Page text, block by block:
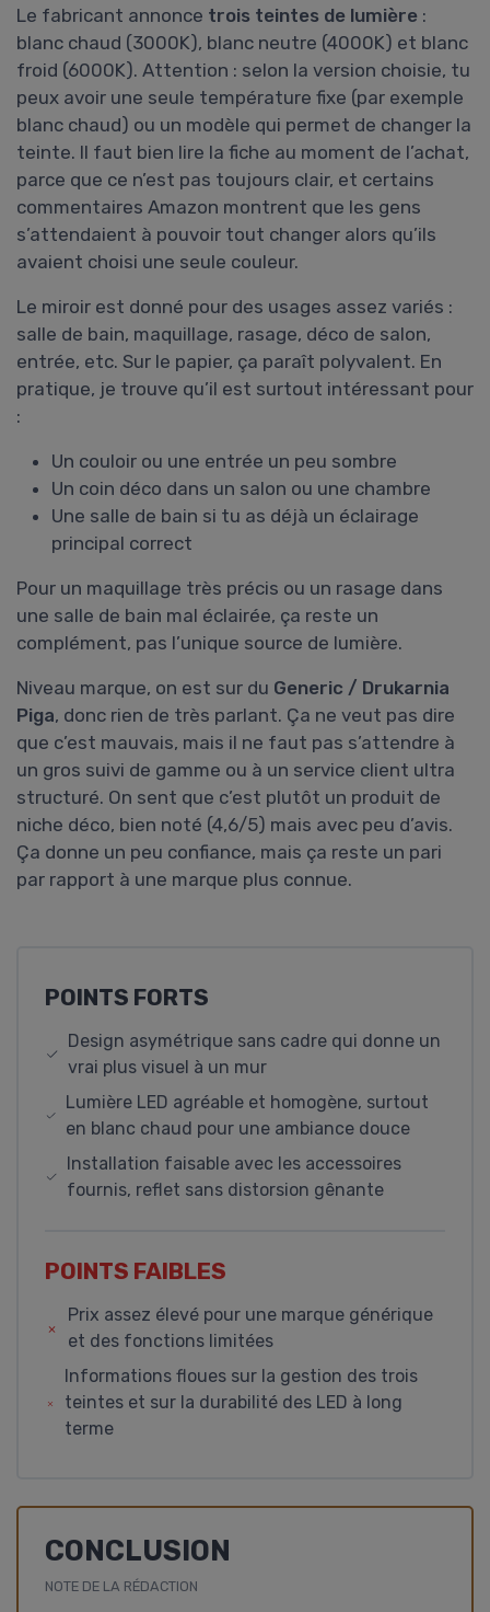
Le fabricant annonce trois teintes de lumière :
blanc chaud (3000K), blanc neutre (4000K) et blanc
froid (6000K). Attention : selon la version choisie, tu
peux avoir une seule température fixe (par exemple
blanc chaud) ou un modèle qui permet de changer la
teinte. Il faut bien lire la fiche au moment de l’achat,
parce que ce n’est pas toujours clair, et certains
commentaires Amazon montrent que les gens
s’attendaient à pouvoir tout changer alors qu’ils
avaient choisi une seule couleur.
Le miroir est donné pour des usages assez variés :
salle de bain, maquillage, rasage, déco de salon,
entrée, etc. Sur le papier, ça paraît polyvalent. En
pratique, je trouve qu’il est surtout intéressant pour
:
Un couloir ou une entrée un peu sombre
Un coin déco dans un salon ou une chambre
Une salle de bain si tu as déjà un éclairage
principal correct
Pour un maquillage très précis ou un rasage dans
une salle de bain mal éclairée, ça reste un
complément, pas l’unique source de lumière.
Niveau marque, on est sur du Generic / Drukarnia
Piga, donc rien de très parlant. Ça ne veut pas dire
que c’est mauvais, mais il ne faut pas s’attendre à
un gros suivi de gamme ou à un service client ultra
structuré. On sent que c’est plutôt un produit de
niche déco, bien noté (4,6/5) mais avec peu d’avis.
Ça donne un peu confiance, mais ça reste un pari
par rapport à une marque plus connue.
POINTS FORTS
Design asymétrique sans cadre qui donne un
vrai plus visuel à un mur
Lumière LED agréable et homogène, surtout
en blanc chaud pour une ambiance douce
Installation faisable avec les accessoires
fournis, reflet sans distorsion gênante
POINTS FAIBLES
Prix assez élevé pour une marque générique
et des fonctions limitées
Informations floues sur la gestion des trois
teintes et sur la durabilité des LED à long
terme
CONCLUSION
NOTE DE LA RÉDACTION